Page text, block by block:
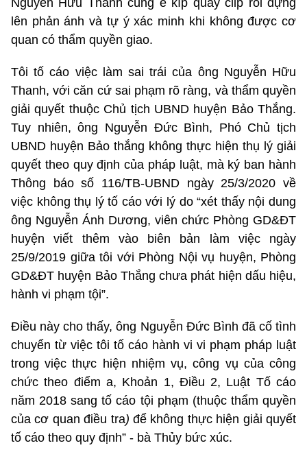
lên phản ánh và tự ý xác minh khi không được cơ
quan có thẩm quyền giao.
Tôi tố cáo việc làm sai trái của ông Nguyễn Hữu
Thanh, với căn cứ sai phạm rõ ràng, và thẩm quyền
giải quyết thuộc Chủ tịch UBND huyện Bảo Thắng.
Tuy nhiên, ông Nguyễn Đức Bình, Phó Chủ tịch
UBND huyện Bảo thắng không thực hiện thụ lý giải
quyết theo quy định của pháp luật, mà ký ban hành
Thông báo số 116/TB-UBND ngày 25/3/2020 về
việc không thụ lý tố cáo với lý do “xét thấy nội dung
ông Nguyễn Ánh Dương, viên chức Phòng GD&ĐT
huyện viết thêm vào biên bản làm việc ngày
25/9/2019 giữa tôi với Phòng Nội vụ huyện, Phòng
GD&ĐT huyện Bảo Thắng chưa phát hiện dấu hiệu,
hành vi phạm tội”.
Điều này cho thấy, ông Nguyễn Đức Bình đã cố tình
chuyển từ việc tôi tố cáo hành vi vi phạm pháp luật
trong việc thực hiện nhiệm vụ, công vụ của công
chức theo điểm a, Khoản 1, Điều 2, Luật Tố cáo
năm 2018 sang tố cáo tội phạm (thuộc thẩm quyền
của cơ quan điều tra) để không thực hiện giải quyết
tố cáo theo quy định” - bà Thủy bức xúc.